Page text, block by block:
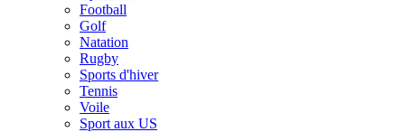
Football
Golf
Natation
Rugby
Sports d'hiver
Tennis
Voile
Sport aux US